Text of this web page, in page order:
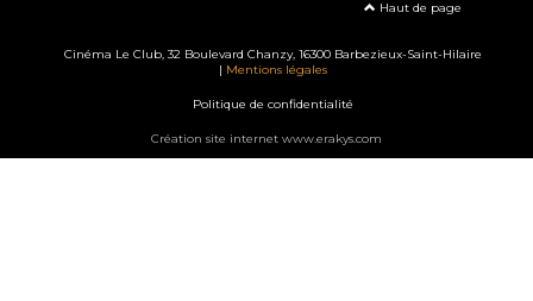
Haut de page
Cinéma Le Club, 32 Boulevard Chanzy, 16300 Barbezieux-Saint-Hilaire
| Mentions légales
Politique de confidentialité
Création site internet www.erakys.com